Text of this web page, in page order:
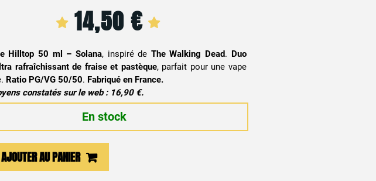
14,50 €
Hilltop 50 ml – Solana, inspiré de The Walking Dead. Duo
rafraîchissant de fraise et pastèque, parfait pour une vape
Ratio PG/VG 50/50. Fabriqué en France.
constatés sur le web : 16,90 €.
En stock
AJOUTER AU PANIER